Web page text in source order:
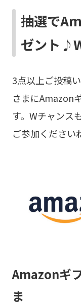
抽選で
ゼント
3点以上ご投稿
さまにAmazon
す。Wチャンス
ご参加ください
Amazonギ
ま